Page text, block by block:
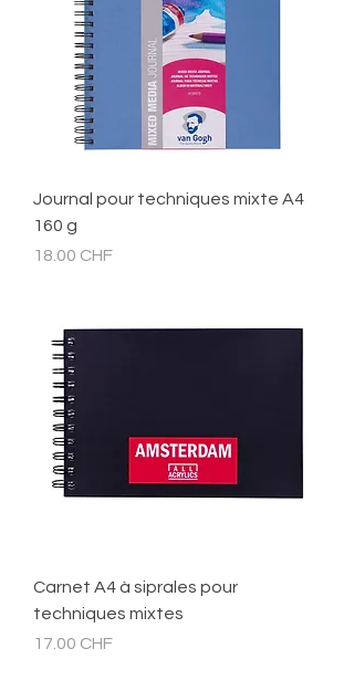
Journal pour techniques mixte A4
160 g
Prix
18.00 CHF
Carnet A4 à siprales pour
techniques mixtes
Prix
17.00 CHF